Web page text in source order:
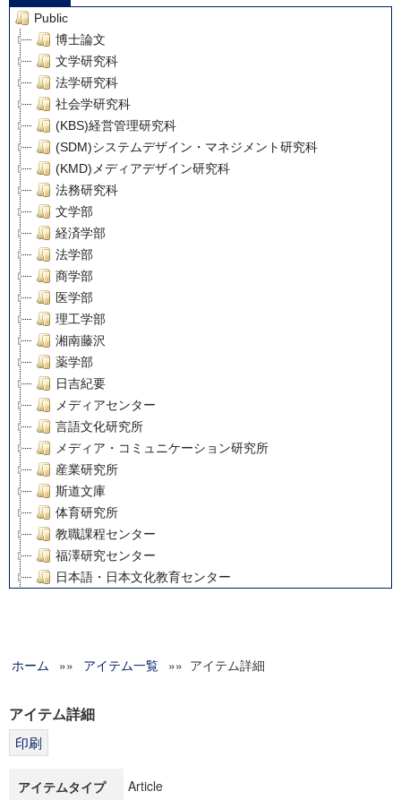
Public
博士論文
文学研究科
法学研究科
社会学研究科
(KBS)経営管理研究科
(SDM)システムデザイン・マネジメント研究科
(KMD)メディアデザイン研究科
法務研究科
文学部
経済学部
法学部
商学部
医学部
理工学部
湘南藤沢
薬学部
日吉紀要
メディアセンター
言語文化研究所
メディア・コミュニケーション研究所
産業研究所
斯道文庫
体育研究所
教職課程センター
福澤研究センター
日本語・日本文化教育センター
グローバルリサーチインスティテュート
科学研究費補助金研究成果報告書
博士課程教育リーディングプログラム「超成熟社会発展のサ
ホーム »» アイテム一覧 »» アイテム詳細
アイテム詳細
アイテムタイプ Article